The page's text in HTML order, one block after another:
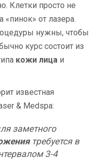
Клетки просто не
«пинок» от лазера.
нужны, чтобы
курс состоит из
кожи лица и
известная
& Medspa:
заметного
требуется в
3-4